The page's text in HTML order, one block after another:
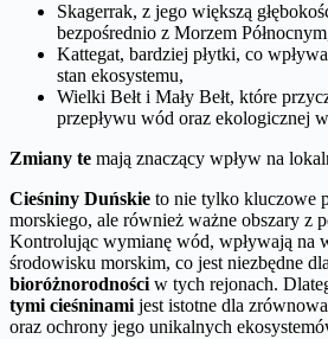
Skagerrak, z jego większą
bezpośrednio z Morzem
Kattegat, bardziej płytki, co
stan ekosystemu,
Wielki Bełt i Mały Bełt, które
przepływu wód oraz ekologicznej
Zmiany te mają znaczący wpływ na
Cieśniny Duńskie to nie tylko kluczowe
morskiego, ale również ważne obszary z
Kontrolując wymianę wód, wpływają na
środowisku morskim, co jest niezbędne dla
bioróżnorodności w tych rejonach.
tymi cieśninami jest istotne dla
oraz ochrony jego unikalnych